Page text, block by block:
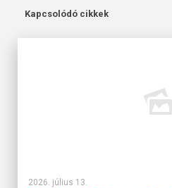
Kapcsolódó cikkek
2026. július 13.